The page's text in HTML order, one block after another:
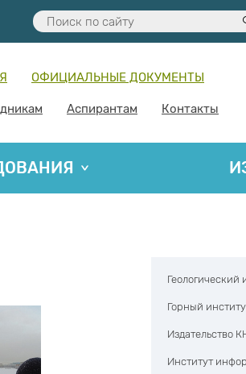
ОФИЦИАЛЬНЫЕ ДОКУМЕНТЫ
Аспирантам Контакты
Геологический
Горный
Издательство
Институт